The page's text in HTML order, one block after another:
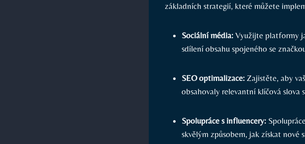
základních strategií, které můžete
Sociální média: Využijte platformy
sdílení obsahu spojeného se
SEO optimalizace: Zajistěte, aby
obsahovaly relevantní klíčová slova
Spolupráce s influencery:
skvělým způsobem, jak získat nové